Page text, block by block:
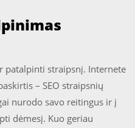
patalpinti straipsnį. Internete
– SEO straipsnių
nurodo savo reitingus ir į
dėmesį. Kuo geriau